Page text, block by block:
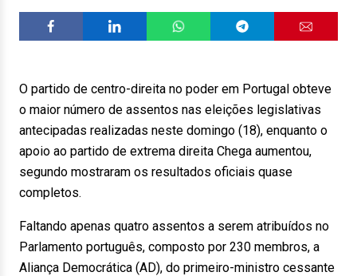
O partido de centro-direita no poder em Portugal obteve
o maior número de assentos nas eleições legislativas
antecipadas realizadas neste domingo (18), enquanto o
apoio ao partido de extrema direita Chega aumentou,
segundo mostraram os resultados oficiais quase
completos.
Faltando apenas quatro assentos a serem atribuídos no
Parlamento português, composto por 230 membros, a
Aliança Democrática (AD), do primeiro-ministro cessante